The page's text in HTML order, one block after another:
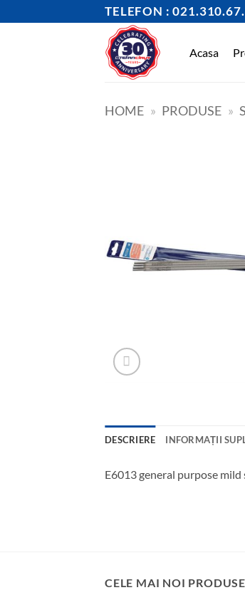
to
TELEFON :
Acasa
HOME » PRODUSE »
DESCRIERE INFORMAȚII
E6013 general purpose
CELE MAI NOI PRODUSE